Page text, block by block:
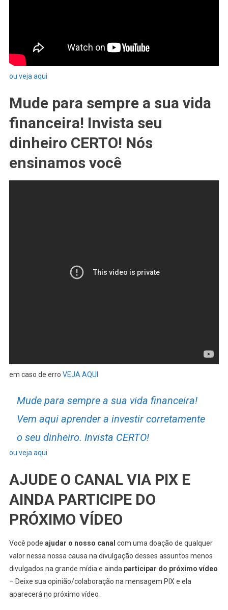
ou veja aqui
Mude para sempre a sua vida
financeira! Invista seu
dinheiro CERTO! Nós
ensinamos você
em caso de erro VEJA AQUI
Mude para sempre a sua vida financeira!
Vem aqui aprender a investir corretamente
o seu dinheiro. Invista CERTO!
ou veja aqui
AJUDE O CANAL VIA PIX E
AINDA PARTICIPE DO
PRÓXIMO VÍDEO
Você pode ajudar o nosso canal com uma doação de qualquer
valor nessa nossa causa na divulgação desses assuntos menos
divulgados na grande mídia e ainda participar do próximo vídeo
– Deixe sua opinião/colaboração na mensagem PIX e ela
aparecerá no próximo vídeo .